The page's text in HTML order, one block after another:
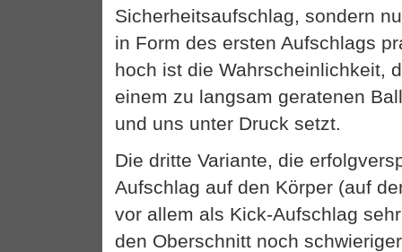
Sicherheitsaufschlag, sondern
in Form des ersten Aufschlags
hoch ist die Wahrscheinlichkeit,
einem zu langsam geratenen
und uns unter Druck setzt.
Die dritte Variante, die
Aufschlag auf den Körper (auf
vor allem als Kick-Aufschlag
den Oberschnitt noch